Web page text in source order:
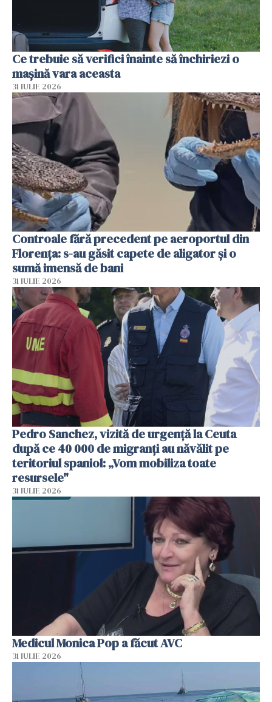
Ce trebuie să verifici înainte să închiriezi o
mașină vara aceasta
31 IULIE 2026
Controale fără precedent pe aeroportul din
Florența: s-au găsit capete de aligator și o
sumă imensă de bani
31 IULIE 2026
Pedro Sanchez, vizită de urgență la Ceuta
după ce 40 000 de migranți au năvălit pe
teritoriul spaniol: „Vom mobiliza toate
resursele"
31 IULIE 2026
Medicul Monica Pop a făcut AVC
31 IULIE 2026